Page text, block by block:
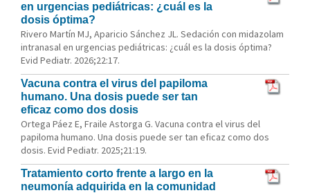
en urgencias pediátricas: ¿cuál es la
dosis óptima?
Rivero Martín MJ, Aparicio Sánchez JL. Sedación con midazolam
intranasal en urgencias pediátricas: ¿cuál es la dosis óptima?
Evid Pediatr. 2026;22:17.
Vacuna contra el virus del papiloma
humano. Una dosis puede ser tan
eficaz como dos dosis
Ortega Páez E, Fraile Astorga G. Vacuna contra el virus del
papiloma humano. Una dosis puede ser tan eficaz como dos
dosis. Evid Pediatr. 2025;21:19.
Tratamiento corto frente a largo en la
neumonía adquirida en la comunidad